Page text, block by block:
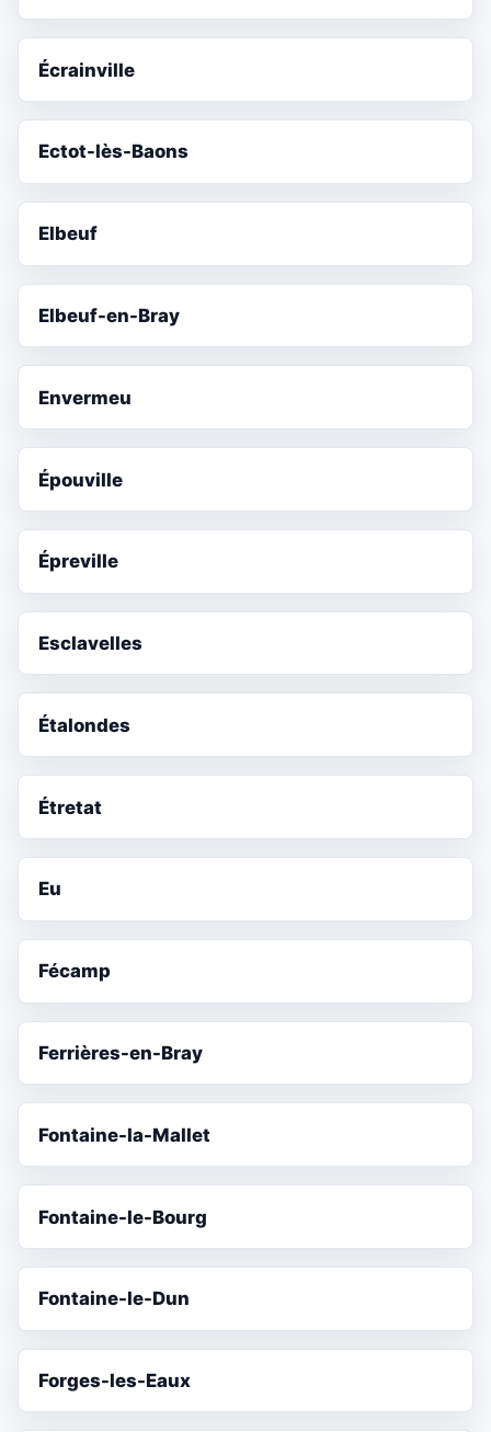
Écrainville
Ectot-lès-Baons
Elbeuf
Elbeuf-en-Bray
Envermeu
Épouville
Épreville
Esclavelles
Étalondes
Étretat
Eu
Fécamp
Ferrières-en-Bray
Fontaine-la-Mallet
Fontaine-le-Bourg
Fontaine-le-Dun
Forges-les-Eaux